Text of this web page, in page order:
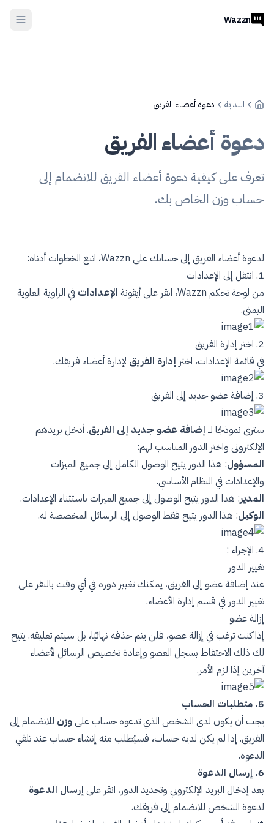
Wazzn
البداية دعوة أعضاء الفريق
دعوة أعضاء الفريق
تعرف على كيفية دعوة أعضاء الفريق للانضمام إلى
حساب وزن الخاص بك.
لدعوة أعضاء الفريق إلى حسابك على Wazzn، اتبع الخطوات أدناه:
1. انتقل إلى الإعدادات
من لوحة تحكم Wazzn، انقر على أيقونة
الإعدادات في الزاوية العلوية
اليمنى.
2. اختر إدارة الفريق
في قائمة الإعدادات، اختر إدارة الفريق لإدارة أعضاء فريقك.
3. إضافة عضو جديد إلى الفريق
سترى نموذجًا لــإضافة عضو جديد إلى الفريق. أدخل بريدهم
الإلكتروني واختر الدور المناسب لهم:
المسؤول: هذا الدور يتيح الوصول الكامل إلى جميع الميزات
والإعدادات في النظام الأساسي.
المدير: هذا الدور يتيح الوصول إلى جميع الميزات باستثناء الإعدادات.
الوكيل: هذا الدور يتيح فقط الوصول إلى الرسائل المخصصة له.
4. الإجراء :
تغيير الدور
عند إضافة عضو إلى الفريق، يمكنك تغيير دوره في أي وقت بالنقر على
تغيير الدور في قسم إدارة الأعضاء.
إزالة عضو
إذا كنت ترغب في إزالة عضو، فلن يتم حذفه نهائيًا، بل سيتم تعليقه. يتيح
لك ذلك الاحتفاظ بسجل العضو وإعادة تخصيص الرسائل لأعضاء
آخرين إذا لزم الأمر.
5. متطلبات الحساب
يجب أن يكون لدى الشخص الذي تدعوه حساب علىوزن للانضمام إلى
الفريق. إذا لم يكن لديه حساب، فسيُطلب منه إنشاء حساب عند تلقي
الدعوة.
6. إرسال الدعوة
بعد إدخال البريد الإلكتروني وتحديد الدور، انقر علىإرسال الدعوة
لدعوة الشخص للانضمام إلى فريقك.